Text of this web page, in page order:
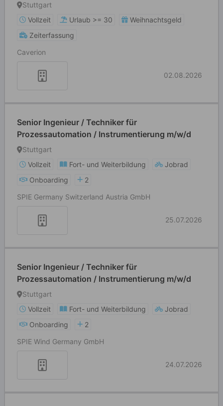
Stuttgart
Vollzeit
Urlaub >= 30
Weihnachtsgeld
Zeiterfassung
Caverion
02.08.2026
Senior Ingenieur / Techniker für
Prozessautomation / Instrumentierung m/w/d
Stuttgart
Vollzeit
Fort- und Weiterbildung
Jobrad
Onboarding
2
SPIE Germany Switzerland Austria GmbH
25.07.2026
Senior Ingenieur / Techniker für
Prozessautomation / Instrumentierung m/w/d
Stuttgart
Vollzeit
Fort- und Weiterbildung
Jobrad
Onboarding
2
SPIE Wind Germany GmbH
24.07.2026